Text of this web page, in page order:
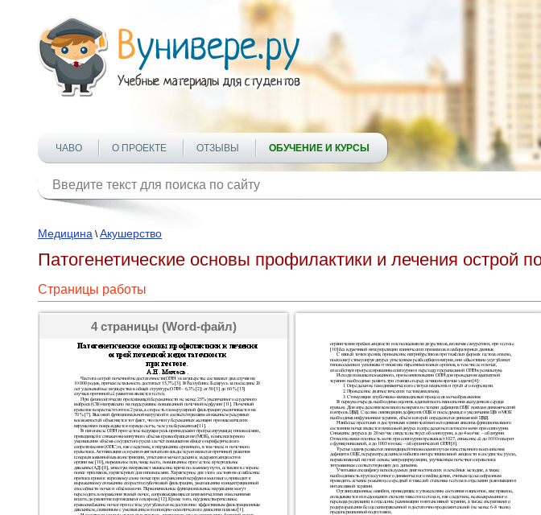
ЧАВО О ПРОЕКТЕ ОТЗЫВЫ ОБУЧЕНИЕ И КУРСЫ
Медицина \Акушерство
Патогенетические основы профилактики и лечения острой
Страницы работы
4 страницы (Word-файл)